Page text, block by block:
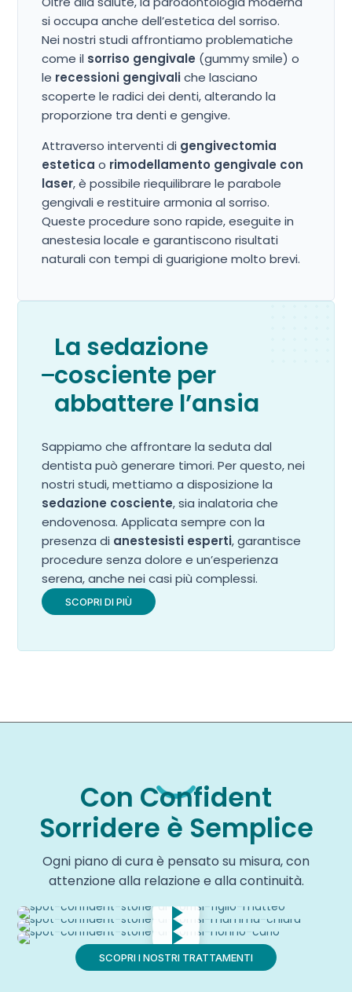
si occupa anche dell’estetica del sorriso.
Nei nostri studi affrontiamo problematiche
come il sorriso gengivale (gummy smile) o
le recessioni gengivaliche lasciano
scoperte le radici dei denti, alterando la
proporzione tra denti e gengive.
Attraverso interventi di gengivectomia
estetica o rimodellamento gengivale con
laser, è possibile riequilibrare le parabole
gengivali e restituire armonia al sorriso.
Queste procedure sono rapide, eseguite in
anestesia locale e garantiscono risultati
naturali con tempi di guarigione molto brevi.
La sedazione
cosciente per
abbattere l’ansia
Sappiamo che affrontare la seduta dal
dentista può generare timori. Per questo, nei
nostri studi, mettiamo a disposizione la
sedazione cosciente, sia inalatoria che
endovenosa. Applicata sempre con la
presenza di anestesisti esperti, garantisce
procedure senza dolore e un’esperienza
serena, anche nei casi più complessi.
SCOPRI DI PIÙ
Con Confident
Sorridere è Semplice
Ogni piano di cura è pensato su misura, con
attenzione alla relazione e alla continuità.
SCOPRI I NOSTRI TRATTAMENTI